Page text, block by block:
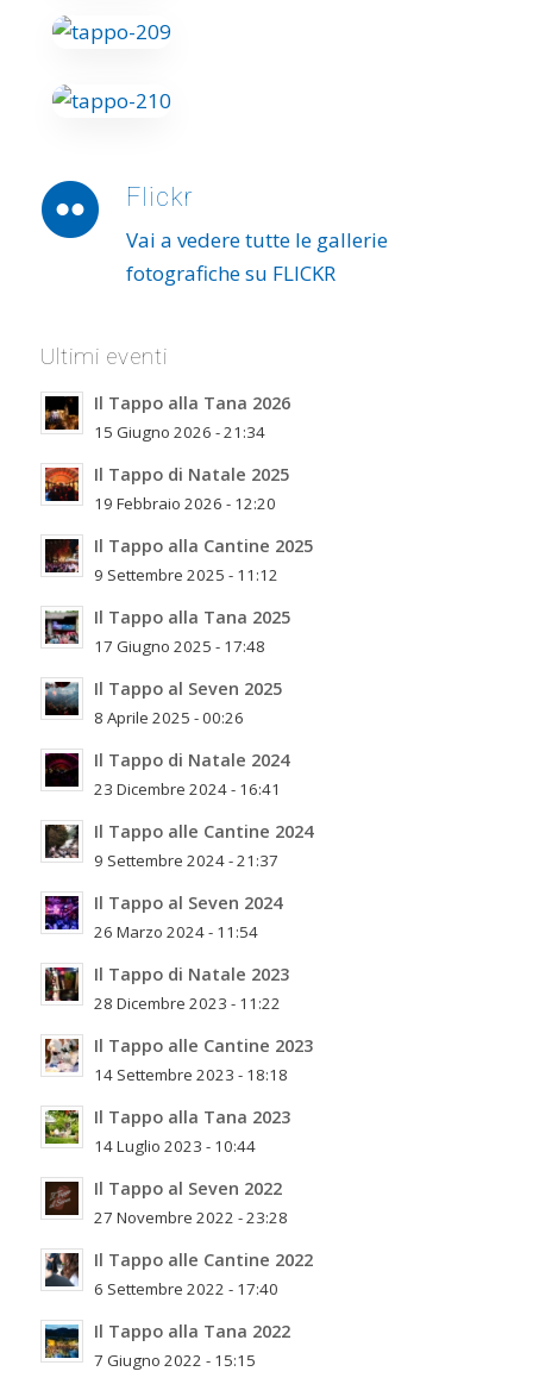
Flickr
Vai a vedere tutte le gallerie
fotografiche su FLICKR
Ultimi eventi
Il Tappo alla Tana 2026
15 Giugno 2026 - 21:34
Il Tappo di Natale 2025
19 Febbraio 2026 - 12:20
Il Tappo alla Cantine 2025
9 Settembre 2025 - 11:12
Il Tappo alla Tana 2025
17 Giugno 2025 - 17:48
Il Tappo al Seven 2025
8 Aprile 2025 - 00:26
Il Tappo di Natale 2024
23 Dicembre 2024 - 16:41
Il Tappo alle Cantine 2024
9 Settembre 2024 - 21:37
Il Tappo al Seven 2024
26 Marzo 2024 - 11:54
Il Tappo di Natale 2023
28 Dicembre 2023 - 11:22
Il Tappo alle Cantine 2023
14 Settembre 2023 - 18:18
Il Tappo alla Tana 2023
14 Luglio 2023 - 10:44
Il Tappo al Seven 2022
27 Novembre 2022 - 23:28
Il Tappo alle Cantine 2022
6 Settembre 2022 - 17:40
Il Tappo alla Tana 2022
7 Giugno 2022 - 15:15